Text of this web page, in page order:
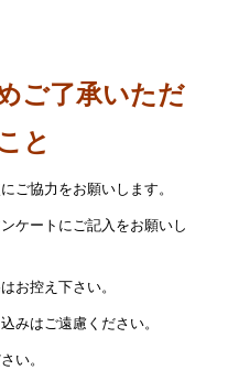
ご了承いただ
と
ご協力をお願いします。
ケートにご記入をお願いし
お控え下さい。
みはご遠慮ください。
い。